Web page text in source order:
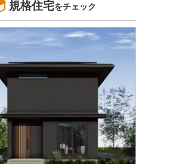
規格住宅をチェック